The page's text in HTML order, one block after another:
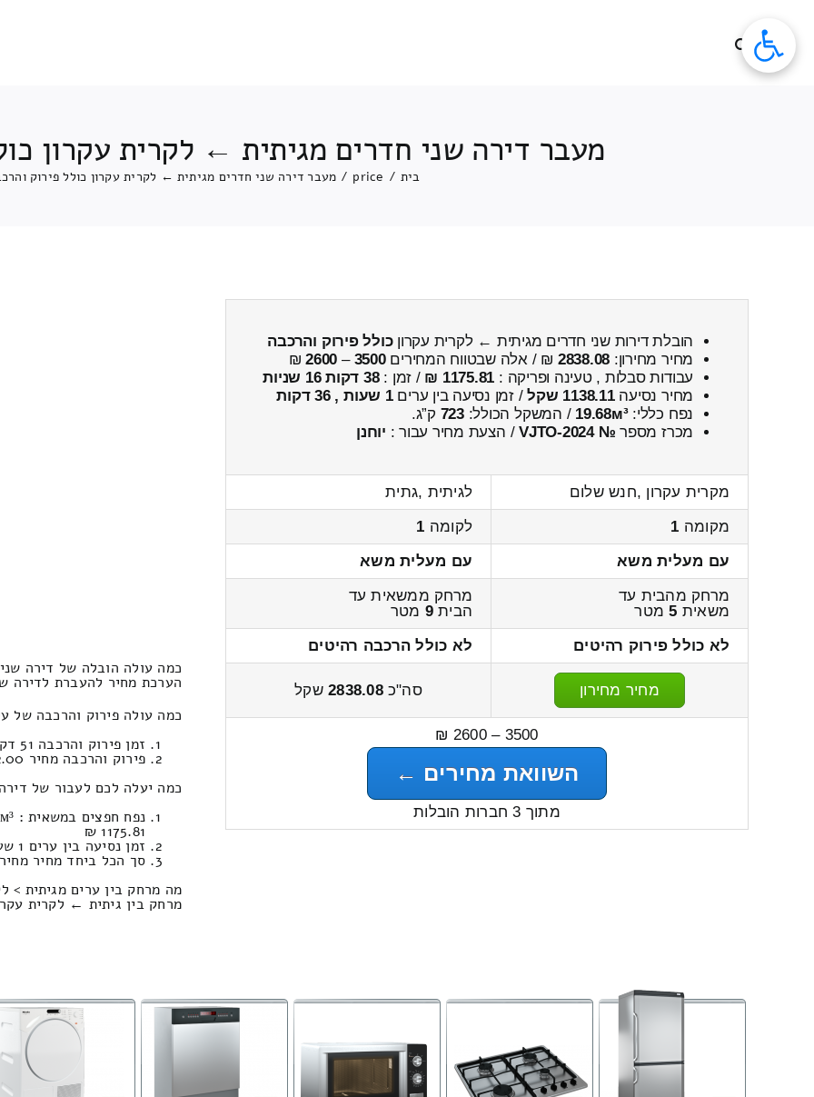
מעבר דירה שני חדרים מגיתית ← לקרית עקרון
בית /
price
/ מעבר דירה שני חדרים מגיתית ← לקרית עקרון כולל פירוק
הובלת דירות שני חדרים מגיתית ← לקרית עקרוןכולל פירוק והרכבה
מחיר מחירון: 2838.08 ₪ / אלה שבטווח המחירים3500
–
2600
₪
עבודות סבלות , טעינה ופריקה : 1175.81 ₪ / זמן :38 דקות 16 שניות
מחיר נסיעה1138.11 שקל / זמן נסיעה בין ערים1 שעות , 36 דקות
נפח כללי:19.68м³ / המשקל הכולל:723 ק”ג.
מכרז מספר № VJTO-2024 / הצעת מחיר עבור : יוחנן
מקרית עקרון ,חנש שלום
לגיתית ,גתית
מקומה 1 לקומה 1
עם מעלית משא
עם מעלית משא
מרחק מהבית עד
משאית 5מטר
מרחק ממשאית עד
הבית9 מטר
לא כולל פירוק רהיטים
לא כולל הרכבה רהיטים
מחיר מחירון סה"כ2838.08שקל
3500 – 2600 ₪
השוואת מחירים ←
מתוך 3 חברות הובלות
כמה עולה הובלה של דירה
הערכת מחיר להעברת לדירה שני
כמה עולה פירוק והרכבה של
זמן פירוק והרכבה 51 דקות 20 שניות
פירוק והרכבה מחיר 422.00
כמה יעלה לכם לעבור של
1175.81 ₪
זמן נסיעה בין ערים 1 שעות , 36 דקות / מחיר נסיעה 1138.11 שקל
סך הכל ביחד מחיר מחירון:
מה מרחק בין ערים מגיתית >
מרחק בין גיתית ← לקרית עקרון הוא :